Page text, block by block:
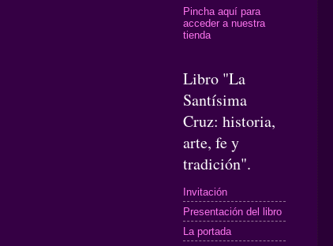
Pincha aquí para
acceder a nuestra
tienda
Libro "La
Santísima
Cruz: historia,
arte, fe y
tradición".
Invitación
Presentación del libro
La portada